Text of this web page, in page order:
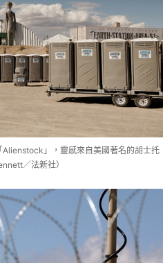
」，靈感來自美國著名的胡士托
／法新社）